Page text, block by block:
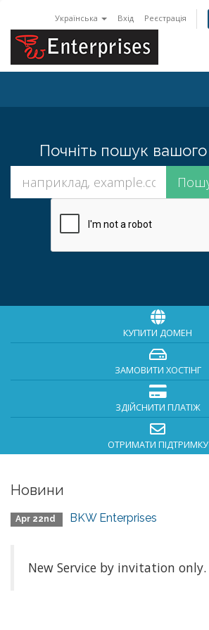
Українська Вхід Реєстрація
Почніть пошук
КУПИТИ ДОМЕН
ЗАМОВИТИ ХОСТІНГ
ЗДІЙСНИТИ ПЛАТІЖ
ОТРИМАТИ ПІДТРИМКУ
Новини
Apr 22nd BKW Enterprises
New Service by invitation only.